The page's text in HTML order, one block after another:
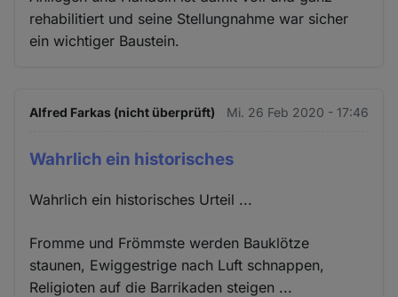
rehabilitiert und seine Stellungnahme war sicher
ein wichtiger Baustein.
Alfred Farkas (nicht überprüft) Mi. 26 Feb 2020 - 17:46
Wahrlich ein historisches
Wahrlich ein historisches Urteil ...
Fromme und Frömmste werden Bauklötze
staunen, Ewiggestrige nach Luft schnappen,
Religioten auf die Barrikaden steigen ...